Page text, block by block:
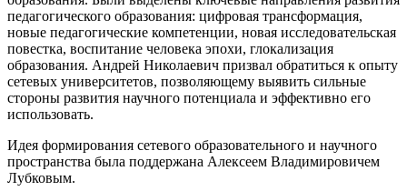
педагогического образования: цифровая трансформация,
новые педагогические компетенции, новая исследовательская
повестка, воспитание человека эпохи, глокализация
образования. Андрей Николаевич призвал обратиться к опыту
сетевых университетов, позволяющему выявить сильные
стороны развития научного потенциала и эффективно его
использовать.
Идея формирования сетевого образовательного и научного
пространства была поддержана Алексеем Владимировичем
Лубковым.